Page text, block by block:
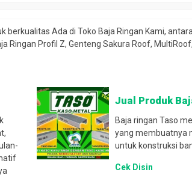
berkualitas Ada di Toko Baja Ringan Kami,
Ringan Profil Z, Genteng Sakura Roof,
Jual Produk
Baja ringan Taso
yang membuatnya
untuk konstruksi
Cek Disin